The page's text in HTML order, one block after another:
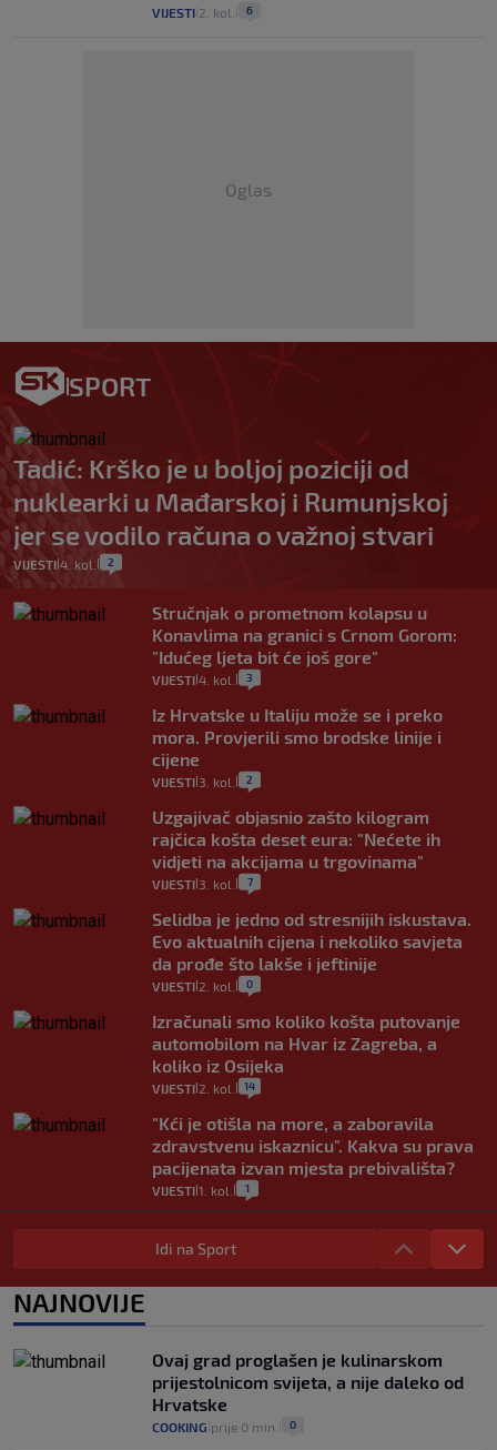
VIJESTI 2. kol. 6
Oglas
SPORT
Tadić: Krško je u boljoj poziciji od
nuklearki u Mađarskoj i Rumunjskoj
jer se vodilo računa o važnoj stvari
VIJESTI|4. kol. 2
Stručnjak o prometnom kolapsu u
Konavlima na granici s Crnom Gorom:
"Idućeg ljeta bit će još gore"
VIJESTI 4. kol. 3
Iz Hrvatske u Italiju može se i preko
mora. Provjerili smo brodske linije i
cijene
VIJESTI 3. kol. 2
Uzgajivač objasnio zašto kilogram
rajčica košta deset eura: "Nećete ih
vidjeti na akcijama u trgovinama"
VIJESTI 3. kol. 7
Selidba je jedno od stresnijih iskustava.
Evo aktualnih cijena i nekoliko savjeta
da prođe što lakše i jeftinije
VIJESTI 2. kol. 0
Izračunali smo koliko košta putovanje
automobilom na Hvar iz Zagreba, a
koliko iz Osijeka
VIJESTI 2. kol. 14
"Kći je otišla na more, a zaboravila
zdravstvenu iskaznicu". Kakva su prava
pacijenata izvan mjesta prebivališta?
VIJESTI 1. kol. 1
Provjerili smo "što ćemo onda" ako
Plenković na 15 dana ukine mjere: "Ne bi
se dogodilo ništa. Vlada se zaljubila u te
intervencije"
Analitičar o Mostu: Oni su u yin-yang
poziciji i imaju drugog najpoznatijeg
bravara u povijesti Hrvatske
VIJESTI 30. srp.
Idi na Sport
NAJNOVIJE
Ovaj grad proglašen je kulinarskom
prijestolnicom svijeta, a nije daleko od
Hrvatske
COOKING prije 0 min. 0